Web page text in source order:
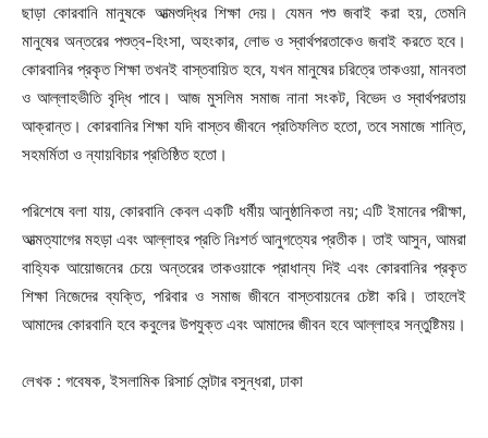
ছাড়া কোরবানি মানুষকে আত্মশুদ্ধির শিক্ষা দেয়। যেমন পশু জবাই করা হয়, তেমনি
মানুষের অন্তরের পশুত্ব-হিংসা, অহংকার, লোভ ও স্বার্থপরতাকেও জবাই করতে হবে।
কোরবানির প্রকৃত শিক্ষা তখনই বাস্তবায়িত হবে, যখন মানুষের চরিত্রে তাকওয়া, মানবতা
ও আল্লাহভীতি বৃদ্ধি পাবে। আজ মুসলিম সমাজ নানা সংকট, বিভেদ ও স্বার্থপরতায়
আক্রান্ত। কোরবানির শিক্ষা যদি বাস্তব জীবনে প্রতিফলিত হতো, তবে সমাজে শান্তি,
সহমর্মিতা ও ন্যায়বিচার প্রতিষ্ঠিত হতো।
পরিশেষে বলা যায়, কোরবানি কেবল একটি ধর্মীয় আনুষ্ঠানিকতা নয়; এটি ইমানের পরীক্ষা,
আত্মত্যাগের মহড়া এবং আল্লাহর প্রতি নিঃশর্ত আনুগত্যের প্রতীক। তাই আসুন, আমরা
বাহ্যিক আয়োজনের চেয়ে অন্তরের তাকওয়াকে প্রাধান্য দিই এবং কোরবানির প্রকৃত
শিক্ষা নিজেদের ব্যক্তি, পরিবার ও সমাজ জীবনে বাস্তবায়নের চেষ্টা করি। তাহলেই
আমাদের কোরবানি হবে কবুলের উপযুক্ত এবং আমাদের জীবন হবে আল্লাহর সন্তুষ্টিময়।
লেখক : গবেষক, ইসলামিক রিসার্চ সেন্টার বসুন্ধরা, ঢাকা